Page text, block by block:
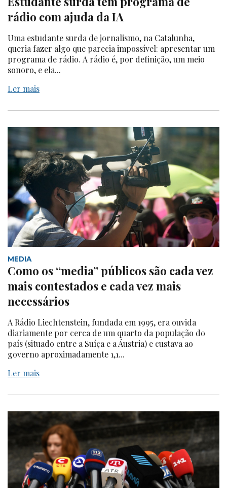
rádio com ajuda da IA
Uma estudante surda de jornalismo, na Catalunha,
queria fazer algo que parecia impossível: apresentar um
programa de rádio. A rádio é, por definição, um meio
sonoro, e ela...
Ler mais
MEDIA
Como os “media” públicos são cada vez
mais contestados e cada vez mais
necessários
A Rádio Liechtenstein, fundada em 1995, era ouvida
diariamente por cerca de um quarto da população do
país (situado entre a Suíça e a Áustria) e custava ao
governo aproximadamente 1,1...
Ler mais